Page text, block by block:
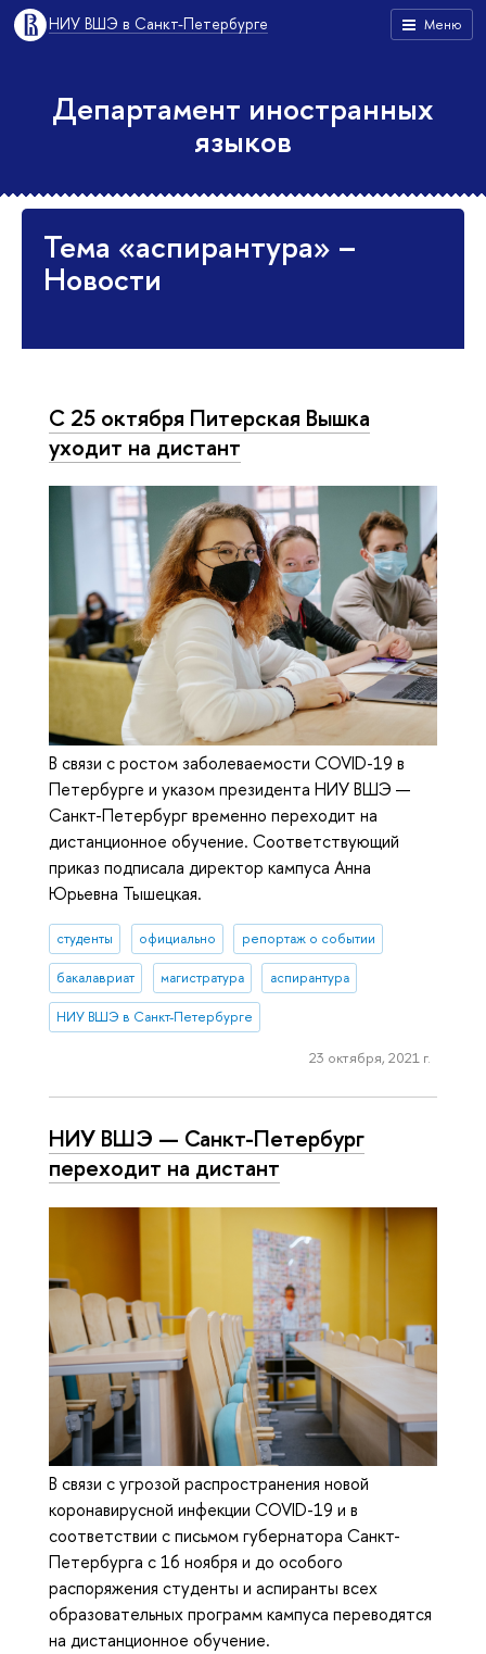
Меню
НИУ ВШЭ в Санкт-Петербурге
Департамент иностранных
языков
Тема «аспирантура» –
Новости
C 25 октября Питерская Вышка
уходит на дистант
В связи с ростом заболеваемости COVID-19 в
Петербурге и указом президента НИУ ВШЭ —
Санкт-Петербург временно переходит на
дистанционное обучение. Соответствующий
приказ подписала директор кампуса Анна
Юрьевна Тышецкая.
студенты официально репортаж о событии
бакалавриат магистратура аспирантура
НИУ ВШЭ в Санкт-Петербурге
23 октября, 2021 г.
НИУ ВШЭ — Санкт-Петербург
переходит на дистант
В связи с угрозой распространения новой
коронавирусной инфекции COVID-19 и в
соответствии с письмом губернатора Санкт-
Петербурга с 16 ноября и до особого
распоряжения студенты и аспиранты всех
образовательных программ кампуса переводятся
на дистанционное обучение.